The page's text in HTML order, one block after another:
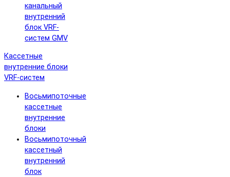
канальный
внутренний
блок VRF-
систем GMV
Кассетные
внутренние блоки
VRF-систем
Восьмипоточные
кассетные
внутренние
блоки
Восьмипоточный
кассетный
внутренний
блок